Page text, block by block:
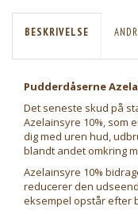
BESKRIVELSE
Pudderdåserne
Det seneste skud på
Azelainsyre 10%, som
dig med uren hud,
blandt andet omkring
Azelainsyre 10%
reducerer den
eksempel opstår efter